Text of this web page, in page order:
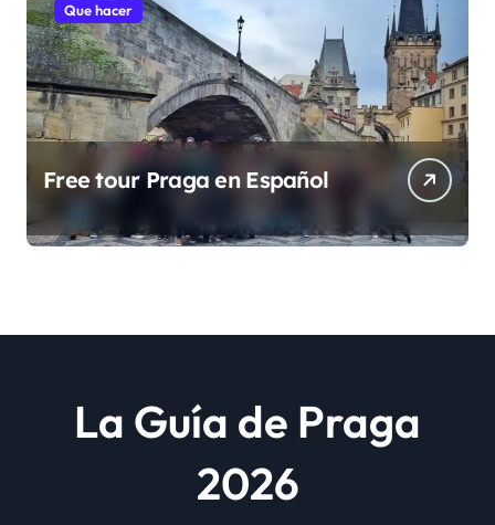
Que hacer
Free tour Praga en Español
La Guía de Praga
2026